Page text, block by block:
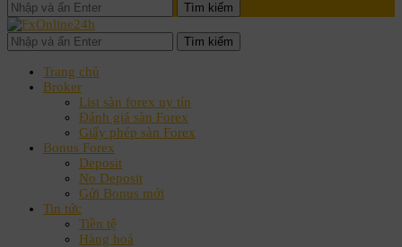
Tìm kiếm
Tìm kiếm
Trang chủ
Broker
List sàn forex uy tín
Đánh giá sàn Forex
Giấy phép sàn Forex
Bonus Forex
Deposit
No Deposit
Gửi Bonus mới
Tin tức
Tiền tệ
Hàng hoá